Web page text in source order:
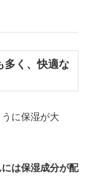
く、快適な
に保湿が大
は保湿成分が配